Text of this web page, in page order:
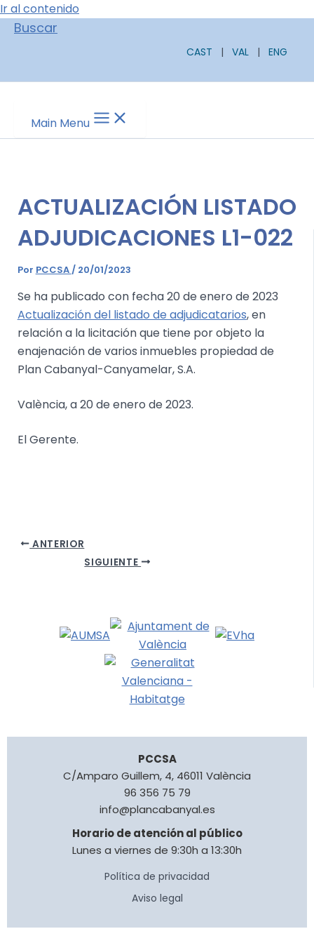
Ir al contenido
Buscar
CAST | VAL | ENG
Main Menu
ACTUALIZACIÓN LISTADO
ADJUDICACIONES L1-022
Por PCCSA / 20/01/2023
Se ha publicado con fecha 20 de enero de 2023
Actualización del listado de adjudicatarios, en
relación a la licitación que tiene por objeto la
enajenación de varios inmuebles propiedad de
Plan Cabanyal-Canyamelar, S.A.
València, a 20 de enero de 2023.
El Gerente.
ANTERIOR
SIGUIENTE
PCCSA
C/Amparo Guillem, 4, 46011 València
96 356 75 79
info@plancabanyal.es
Horario de atención al público
Lunes a viernes de 9:30h a 13:30h
Política de privacidad
Aviso legal